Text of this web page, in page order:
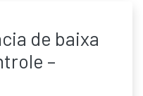
de baixa
–